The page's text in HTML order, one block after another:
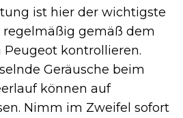
ist hier der wichtigste
regelmäßig gemäß dem
kontrollieren.
Geräusche beim
können auf
Nimm im Zweifel sofort